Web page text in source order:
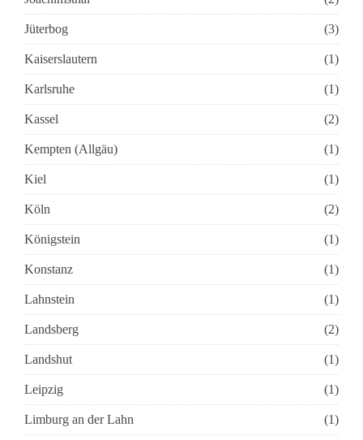
Jüterbog (3)
Kaiserslautern (1)
Karlsruhe (1)
Kassel (2)
Kempten (Allgäu) (1)
Kiel (1)
Köln (2)
Königstein (1)
Konstanz (1)
Lahnstein (1)
Landsberg (2)
Landshut (1)
Leipzig (1)
Limburg an der Lahn (1)